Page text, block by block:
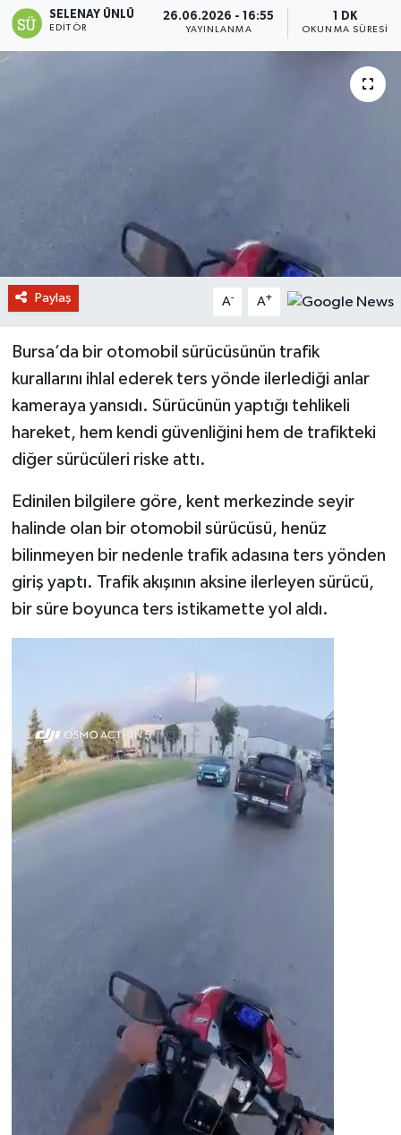
SELENAY ÜNLÜ
EDITÖR
26.06.2026 - 16:55
YAYINLANMA
1 DK
OKUNMA SÜRESI
Paylaş A- A+
Bursa’da bir otomobil sürücüsünün trafik
kurallarını ihlal ederek ters yönde ilerlediği anlar
kameraya yansıdı. Sürücünün yaptığı tehlikeli
hareket, hem kendi güvenliğini hem de trafikteki
diğer sürücüleri riske attı.
Edinilen bilgilere göre, kent merkezinde seyir
halinde olan bir otomobil sürücüsü, henüz
bilinmeyen bir nedenle trafik adasına ters yönden
giriş yaptı. Trafik akışının aksine ilerleyen sürücü,
bir süre boyunca ters istikamette yol aldı.